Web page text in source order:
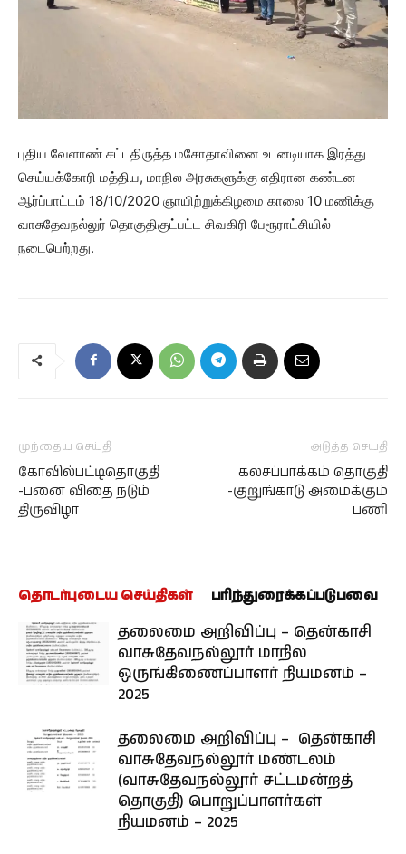
புதிய வேளாண் சட்டதிருத்த மசோதாவினை உடனடியாக இரத்து
செய்யக்கோரி மத்திய, மாநில அரசுகளுக்கு எதிரான கண்டன
ஆர்ப்பாட்டம் 18/10/2020 ஞாயிற்றுக்கிழமை காலை 10 மணிக்கு
வாசுதேவநல்லுர் தொகுதிகுட்பட்ட சிவகிரி பேரூராட்சியில்
நடைபெற்றது.
முந்தைய செய்தி
கோவில்பட்டிதொகுதி
-பனை விதை நடும்
திருவிழா
அடுத்த செய்தி
கலசப்பாக்கம் தொகுதி
-குறுங்காடு அமைக்கும்
பணி
தொடர்புடைய செய்திகள் பரிந்துரைக்கப்படுபவை
தலைமை அறிவிப்பு – தென்காசி
வாசுதேவநல்லூர் மாநில
ஒருங்கிணைப்பாளர் நியமனம் –
2025
தலைமை அறிவிப்பு – தென்காசி
வாசுதேவநல்லூர் மண்டலம்
(வாசுதேவநல்லூர் சட்டமன்றத்
தொகுதி) பொறுப்பாளர்கள்
நியமனம் – 2025